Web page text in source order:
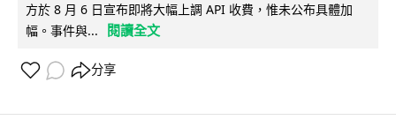
方於 8 月 6 日宣布即將大幅上調 API 收費，惟未公布具體加
幅。事件與...
閱讀全文
分享